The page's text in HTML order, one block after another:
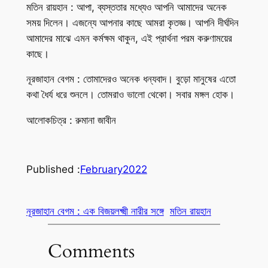
মতিন রায়হান : আপা, ব্যস্ততার মধ্যেও আপনি আমাদের অনেক
সময় দিলেন। এজন্যে আপনার কাছে আমরা কৃতজ্ঞ। আপনি দীর্ঘদিন
আমাদের মাঝে এমন কর্মক্ষম থাকুন, এই প্রার্থনা পরম করুণাময়ের
কাছে।
নূরজাহান বেগম : তোমাদেরও অনেক ধন্যবাদ। বুড়ো মানুষের এতো
কথা ধৈর্য ধরে শুনলে। তোমরাও ভালো থেকো। সবার মঙ্গল হোক।
আলোকচিত্র : রুমানা জাবীন
Published :February2022
নূরজাহান বেগম : এক বিজয়লক্ষ্মী নারীর সঙ্গে মতিন রায়হান
Comments